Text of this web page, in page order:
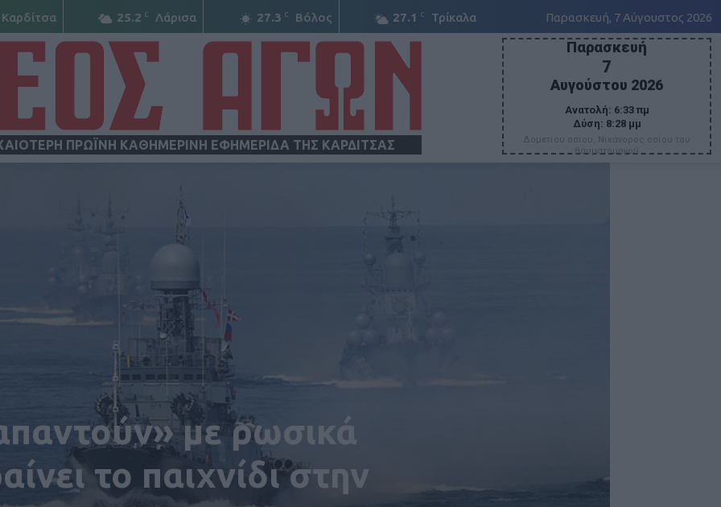
Καρδίτσα 25.2 C Λάρισα 27.3 C Βόλος 27.1 C Τρίκαλα Παρασκευή, 7 Αύγουστος 2026
ΠΡΩΪΝΗ ΚΑΘΗΜΕΡΙΝΗ ΕΦΗΜΕΡΙΔΑ ΤΗΣ ΚΑΡΔΙΤΣΑΣ
ΝΕΟΣ
Παρασκευή
7
Αυγούστου 2026
Ανατολή: 6:33 πμ
Δύση: 8:28 μμ
Δομετίου οσίου, Νικάνορος οσίου του
θαυματουργού
με ρωσικά
το παιχνίδι στην